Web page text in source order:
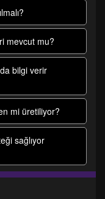
mevcut mu?
bilgi verir
mi üretiliyor?
sağlıyor